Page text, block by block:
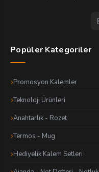
Popüler Kategoriler
Promosyon Kalemler
Teknoloji Ürünleri
Anahtarlık - Rozet
Termos - Mug
Hediyelik Kalem Setleri